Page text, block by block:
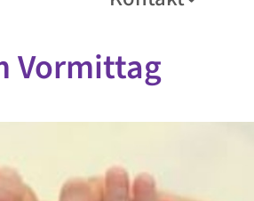
Vormittag